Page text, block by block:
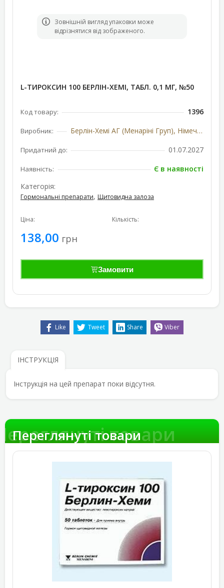
Зовнішній вигляд упаковки може
відрізнятися від зображеного.
L-ТИРОКСИН 100 БЕРЛІН-ХЕМІ, ТАБЛ. 0,1 МГ, №50
Код товару: 1396
Виробник: Берлін-Хемі АГ (Менаріні Груп), Німеччина
Придатний до: 01.07.2027
Наявність:
Є в наявності
Категорія:
Гормональні препарати, Щитовидна залоза
Ціна:
138,00 грн
Кількість:
Замовити
Like Tweet Share Viber
ІНСТРУКЦІЯ
Інструкція на цей препарат поки відсутня.
товари
Переглянуті товари